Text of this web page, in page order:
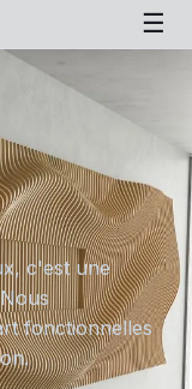
☰
c'est une
fonctionnelles